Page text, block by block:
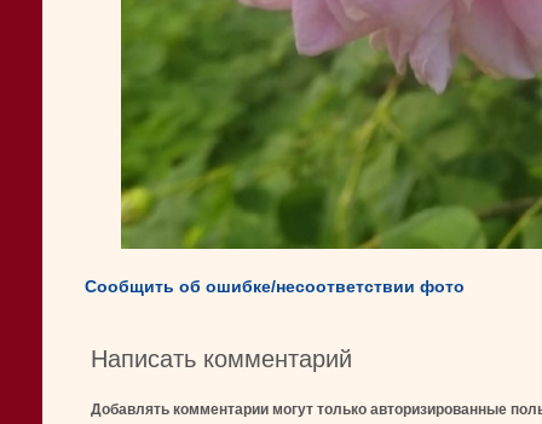
Сообщить об ошибке/несоответствии фото
Написать комментарий
Добавлять комментарии могут только авторизированные